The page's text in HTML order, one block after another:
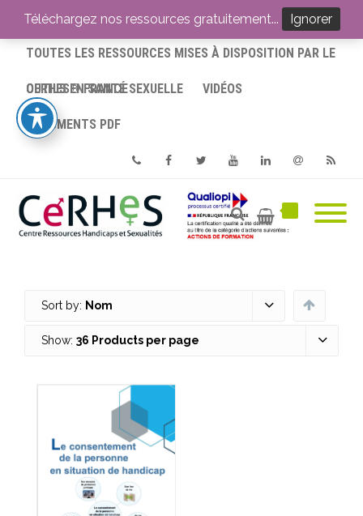
ACCUEIL
TOUTES LES RESSOURCES MISES À DISPOSITION PAR LE
CERHES® FRANCE
OUTILS EN SANTÉ SEXUELLE VIDÉOS
DOCUMENTS PDF
PhoneFacebookTwitterYoutube
Sort by: Nom
Show: 36 Products per page
Téléchargez nos ressources gratuitement... Ignorer